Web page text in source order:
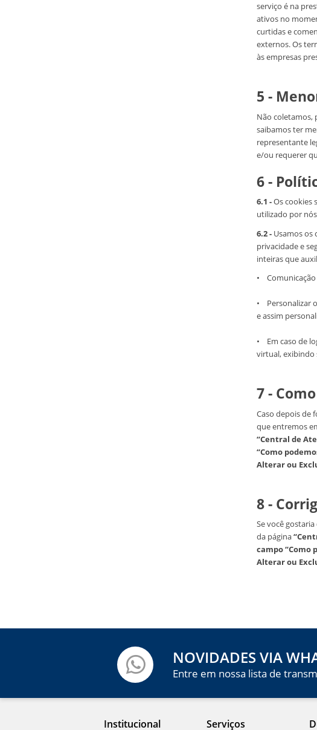
serviço é na
ativos no
curtidas e
externos. Os
às empresas
5 -
Não coletamos,
saibamos ter
representante
e/ou requerer
6 -
6.1 -Os cookies
utilizado por
6.2 - Usamos os
privacidade e
inteiras que
• Comunicação
• Personalizar
e assim
• Em caso de
virtual, exibindo
7 -
Caso depois de
que entremos
“Central de
“Como
Alterar ou
8 -
Se você
da página
campo “Como
Alterar ou
NOVIDADES VIA
Entre em nossa lista de
Institucional Serviços